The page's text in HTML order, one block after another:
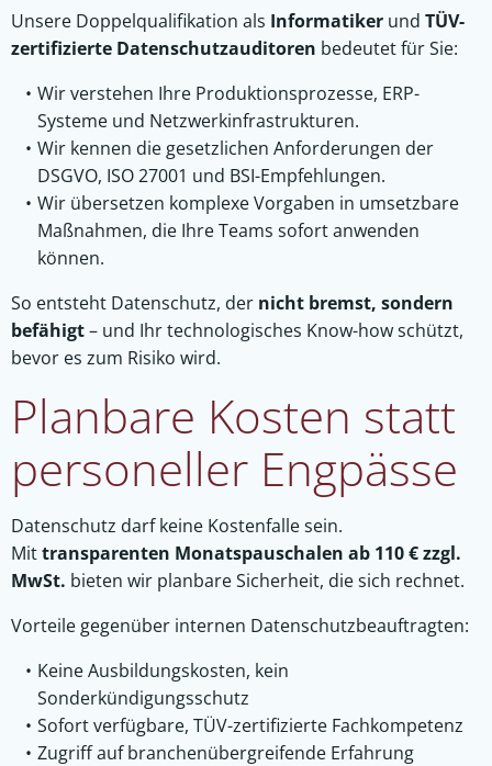
Unsere Doppelqualifikation als Informatiker und TÜV-
zertifizierte Datenschutzauditoren bedeutet für Sie:
Wir verstehen Ihre Produktionsprozesse, ERP-
Systeme und Netzwerkinfrastrukturen.
Wir kennen die gesetzlichen Anforderungen der
DSGVO, ISO 27001 und BSI-Empfehlungen.
Wir übersetzen komplexe Vorgaben in umsetzbare
Maßnahmen, die Ihre Teams sofort anwenden
können.
So entsteht Datenschutz, der nicht bremst, sondern
befähigt– und Ihr technologisches Know-how schützt,
bevor es zum Risiko wird.
Planbare Kosten statt
personeller Engpässe
Datenschutz darf keine Kostenfalle sein.
Mittransparenten Monatspauschalen ab 110 € zzgl.
MwSt. bieten wir planbare Sicherheit, die sich rechnet.
Vorteile gegenüber internen Datenschutzbeauftragten:
Keine Ausbildungskosten, kein
Sonderkündigungsschutz
Sofort verfügbare, TÜV-zertifizierte Fachkompetenz
Zugriff auf branchenübergreifende Erfahrung